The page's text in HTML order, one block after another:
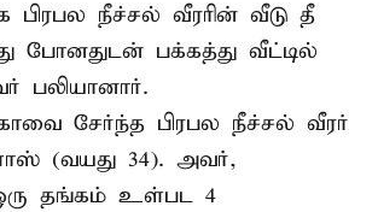
பிரபல நீச்சல் வீரரின் வீடு தீ
போனதுடன் பக்கத்து வீட்டில்
பலியானார்.
சேர்ந்த பிரபல நீச்சல் வீரர்
(வயது 34). அவர்,
ஒரு தங்கம் உள்பட 4